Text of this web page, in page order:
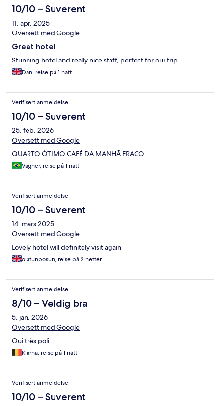
10/10 – Suverent
11. apr. 2025
Oversett med Google
Great hotel
Stunning hotel and really nice staff, perfect for our trip
Dan, reise på 1 natt
Verifisert anmeldelse
10/10 – Suverent
25. feb. 2026
Oversett med Google
QUARTO ÓTIMO CAFÉ DA MANHÃ FRACO
Vagner, reise på 1 natt
Verifisert anmeldelse
10/10 – Suverent
14. mars 2025
Oversett med Google
Lovely hotel will definitely visit again
olatunbosun, reise på 2 netter
Verifisert anmeldelse
8/10 – Veldig bra
5. jan. 2026
Oversett med Google
Oui très poli
Klarna, reise på 1 natt
Verifisert anmeldelse
10/10 – Suverent